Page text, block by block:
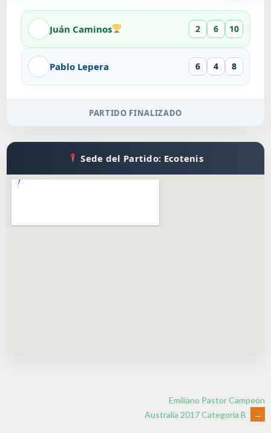
Juán Caminos 2 6 10
Pablo Lepera 6 4 8
PARTIDO FINALIZADO
Sede del Partido: Ecotenis
Emiliano Pastor Campeón
Australia 2017 Categoría B
→